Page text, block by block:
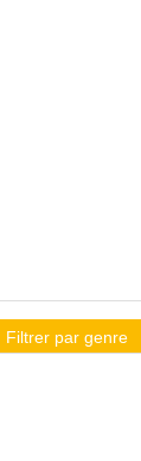
Filtrer par genre